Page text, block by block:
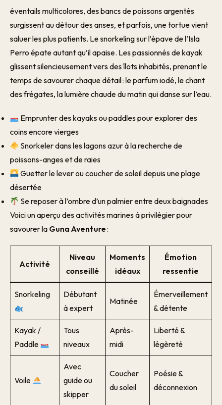
éventails multicolores, des bancs de poissons argentés
surgissent au détour des anses, et parfois, une tortue vient
saluer les plus patients. Le snorkeling sur l’épave de l’Isla
Perro épate autant qu’il apaise. Les passionnés de kayak
glissent silencieusement vers des îlots inhabités, prenant le
temps de savourer chaque détail : le parfum iodé, le chant
des frégates, la lumière chaude du matin qui danse sur l’eau.
Emprunter des kayaks ou paddles pour explorer des
coins encore vierges
Snorkeler dans les lagons azur à la recherche de
poissons-anges et de raies
Guetter le lever ou coucher de soleil depuis une plage
désertée
Se reposer à l’ombre d’un palmier entre deux baignades
Voici un aperçu des activités marines à privilégier pour
savourer la Guna Aventure:
Activité
Niveau
conseillé
Moments
idéaux
Émotion
ressentie
Snorkeling
Débutant
à expert
Matinée
Émerveillement
& détente
Kayak /
Paddle
Tous
niveaux
Après-
midi
Liberté &
légèreté
Voile
Avec
guide ou
skipper
Coucher
du soleil
Poésie &
déconnexion